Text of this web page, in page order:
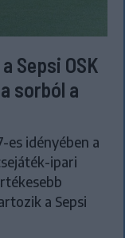
Sepsi OSK
sorból a
es idényében a
ipari
a Sepsi